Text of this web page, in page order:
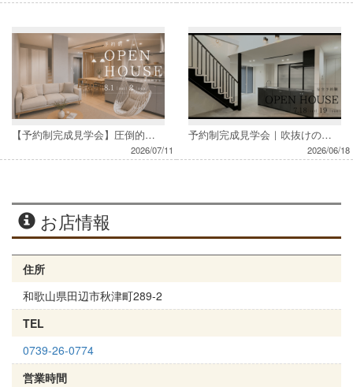
【予約制完成見学会】圧倒的な開放感を感じるサンカク屋根の家
2026/07/11
予約制完成見学会｜吹抜けのあるコートハウス
2026/06/18
お店情報
住所
和歌山県田辺市秋津町289-2
TEL
0739-26-0774
営業時間